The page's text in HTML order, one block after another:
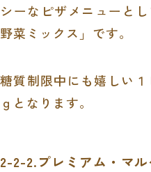
シーなピザメニューと
野菜ミックス」です。
糖質制限中にも嬉しい
ｇとなります。
2-2-2.プレミアム・マ